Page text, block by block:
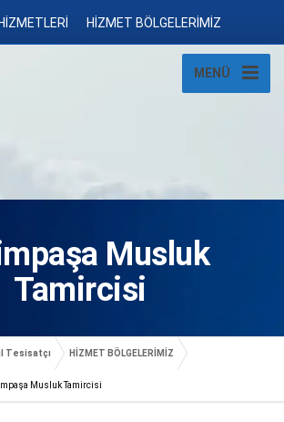
HİZMET BÖLGELERİMİZ
MENÜ
Musluk
Tamircisi
Tesisatçı HİZMET BÖLGELERİMİZ
Musluk Tamircisi